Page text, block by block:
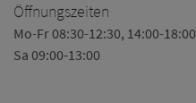
Öffnungszeiten
Mo-Fr 08:30-12:30, 14:00-18:00
Sa 09:00-13:00